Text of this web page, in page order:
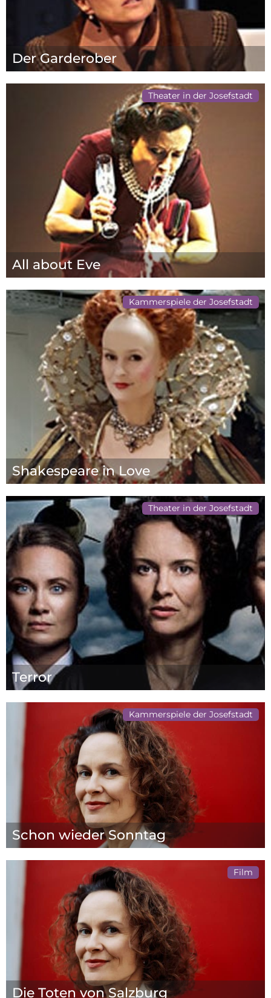
Der Garderober
Theater in der Josefstadt
All about Eve
Kammerspiele der Josefstadt
Shakespeare in Love
Theater in der Josefstadt
Terror
Kammerspiele der Josefstadt
Schon wieder Sonntag
Film
Die Toten von Salzburg